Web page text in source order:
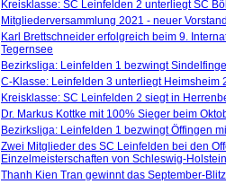
Kreisklasse: SC Leinfelden 2 unterliegt SC
Mitgliederversammlung 2021 - neuer
Karl Brettschneider erfolgreich beim 9.
Tegernsee
Bezirksliga: Leinfelden 1 bezwingt
C-Klasse: Leinfelden 3 unterliegt Heimsheim
Kreisklasse: SC Leinfelden 2 siegt in
Dr. Markus Kottke mit 100% Sieger beim
Bezirksliga: Leinfelden 1 bezwingt Öffingen
Zwei Mitglieder des SC Leinfelden bei den
Einzelmeisterschaften von Schleswig-
Thanh Kien Tran gewinnt das September-